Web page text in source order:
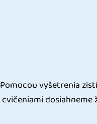
vyšetrenia
dosiahneme